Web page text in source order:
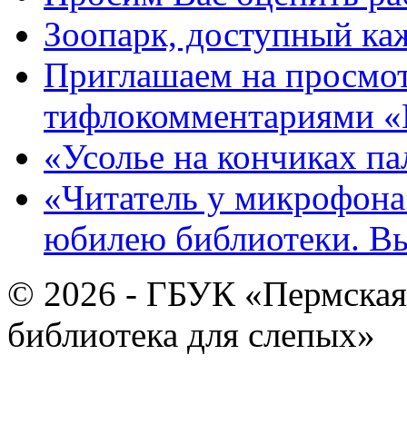
Зоопарк, доступный
Приглашаем на
тифлокомментариями
«Усолье на кончиках
«Читатель у
юбилею библиотеки.
© 2026 - ГБУК «Пермская
библиотека для слепых»